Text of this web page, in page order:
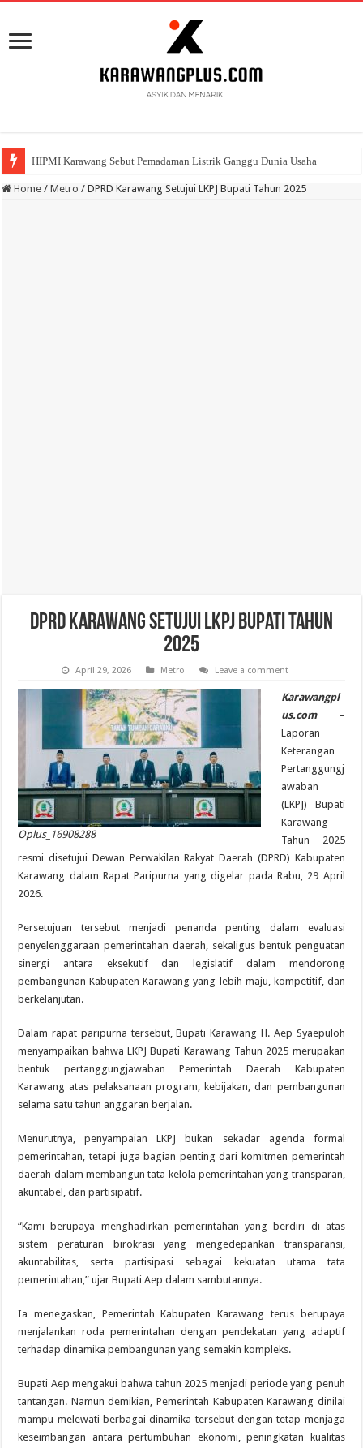
HIPMI Karawang Sebut Pemadaman Listrik Ganggu Dunia Usaha
BPK Ganjar WTP ke 11 Pada Laporan Keuangan Pemda Karawang
Home / Metro / DPRD Karawang Setujui LKPJ Bupati Tahun 2025
DPRD Karawang Setujui LKPJ Bupati Tahun
2025
April 29, 2026 Metro Leave a comment
Oplus_16908288
Karawangpl
us.com
–
Laporan
Keterangan
Pertanggungj
awaban
(LKPJ) Bupati
Karawang
Tahun 2025
resmi disetujui Dewan Perwakilan Rakyat Daerah (DPRD) Kabupaten
Karawang dalam Rapat Paripurna yang digelar pada Rabu, 29 April
2026.
Persetujuan tersebut menjadi penanda penting dalam evaluasi
penyelenggaraan pemerintahan daerah, sekaligus bentuk penguatan
sinergi antara eksekutif dan legislatif dalam mendorong
pembangunan Kabupaten Karawang yang lebih maju, kompetitif, dan
berkelanjutan.
Dalam rapat paripurna tersebut, Bupati Karawang H. Aep Syaepuloh
menyampaikan bahwa LKPJ Bupati Karawang Tahun 2025 merupakan
bentuk pertanggungjawaban Pemerintah Daerah Kabupaten
Karawang atas pelaksanaan program, kebijakan, dan pembangunan
selama satu tahun anggaran berjalan.
Menurutnya, penyampaian LKPJ bukan sekadar agenda formal
pemerintahan, tetapi juga bagian penting dari komitmen pemerintah
daerah dalam membangun tata kelola pemerintahan yang transparan,
akuntabel, dan partisipatif.
“Kami berupaya menghadirkan pemerintahan yang berdiri di atas
sistem peraturan birokrasi yang mengedepankan transparansi,
akuntabilitas, serta partisipasi sebagai kekuatan utama tata
pemerintahan,” ujar Bupati Aep dalam sambutannya.
Ia menegaskan, Pemerintah Kabupaten Karawang terus berupaya
menjalankan roda pemerintahan dengan pendekatan yang adaptif
terhadap dinamika pembangunan yang semakin kompleks.
Bupati Aep mengakui bahwa tahun 2025 menjadi periode yang penuh
tantangan. Namun demikian, Pemerintah Kabupaten Karawang dinilai
mampu melewati berbagai dinamika tersebut dengan tetap menjaga
keseimbangan antara pertumbuhan ekonomi, peningkatan kualitas